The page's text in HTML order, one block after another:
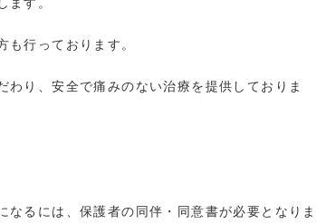
も行っております。
わり、安全で痛みのない治療を提供しておりま
なるには、保護者の同伴・同意書が必要となりま